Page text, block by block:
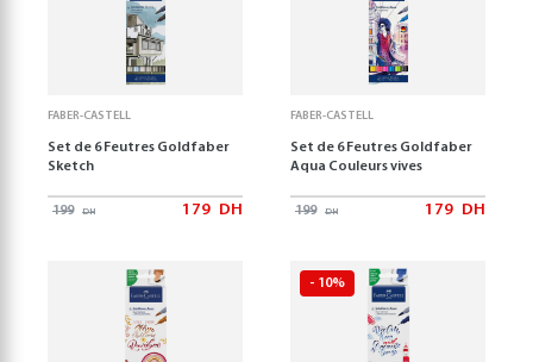
FABER-CASTELL
Set de 6 Feutres Goldfaber
Sketch
199 DH 179 DH
FABER-CASTELL
Set de 6 Feutres Goldfaber
Aqua Couleurs vives
199 DH 179 DH
- 10%